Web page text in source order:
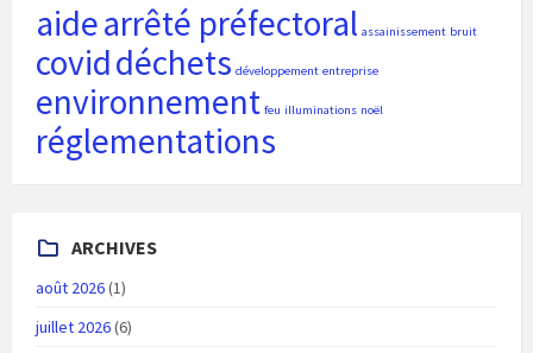
aidearrêté préfectoral assainissement bruit
coviddéchets développement entreprise
environnement feu illuminations noël
réglementations
ARCHIVES
août 2026(1)
juillet 2026(6)